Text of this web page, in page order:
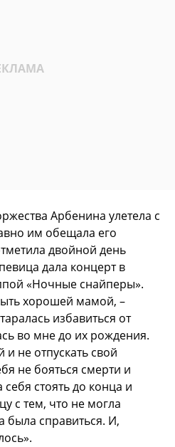
Арбенина улетела с
им обещала его
двойной день
дала концерт в
«Ночные снайперы».
хорошей мамой, –
избавиться от
во мне до их рождения.
и не отпускать свой
не бояться смерти и
стоять до конца и
с тем, что не могла
была справиться. И,